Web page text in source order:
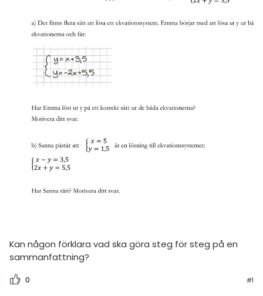
Kan någon förklara vad ska göra steg för steg på en
sammanfattning?
0 #1
Topplistor
Allmänna villkor
högskolan
(mattedelen)
diskussioner
språk
ämnen